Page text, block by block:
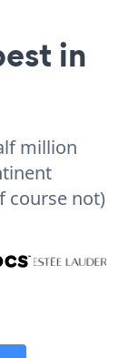
in
million
course not)